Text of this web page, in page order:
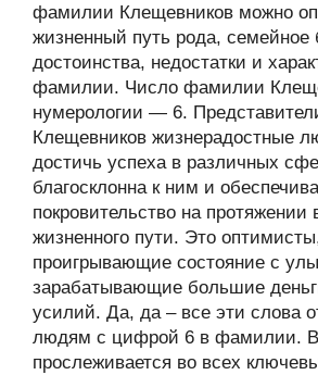
фамилии Клещевников можно
жизненный путь рода, семейное
достоинства, недостатки и
фамилии. Число фамилии
нумерологии — 6.
Клещевников жизнерадостные
достичь успеха в различных
благосклонна к ним и
покровительство на протяжении
жизненного пути. Это
проигрывающие состояние с
зарабатывающие большие
усилий. Да, да – все эти слова
людям с цифрой 6 в фамилии.
прослеживается во всех